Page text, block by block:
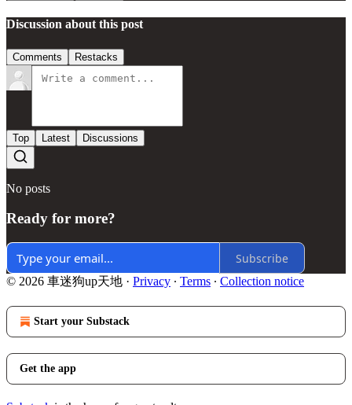
Discussion about this post
Comments Restacks
Top Latest Discussions
No posts
Ready for more?
Subscribe
© 2026 車迷狗up天地 · Privacy ∙ Terms ∙ Collection notice
Start your Substack
Get the app